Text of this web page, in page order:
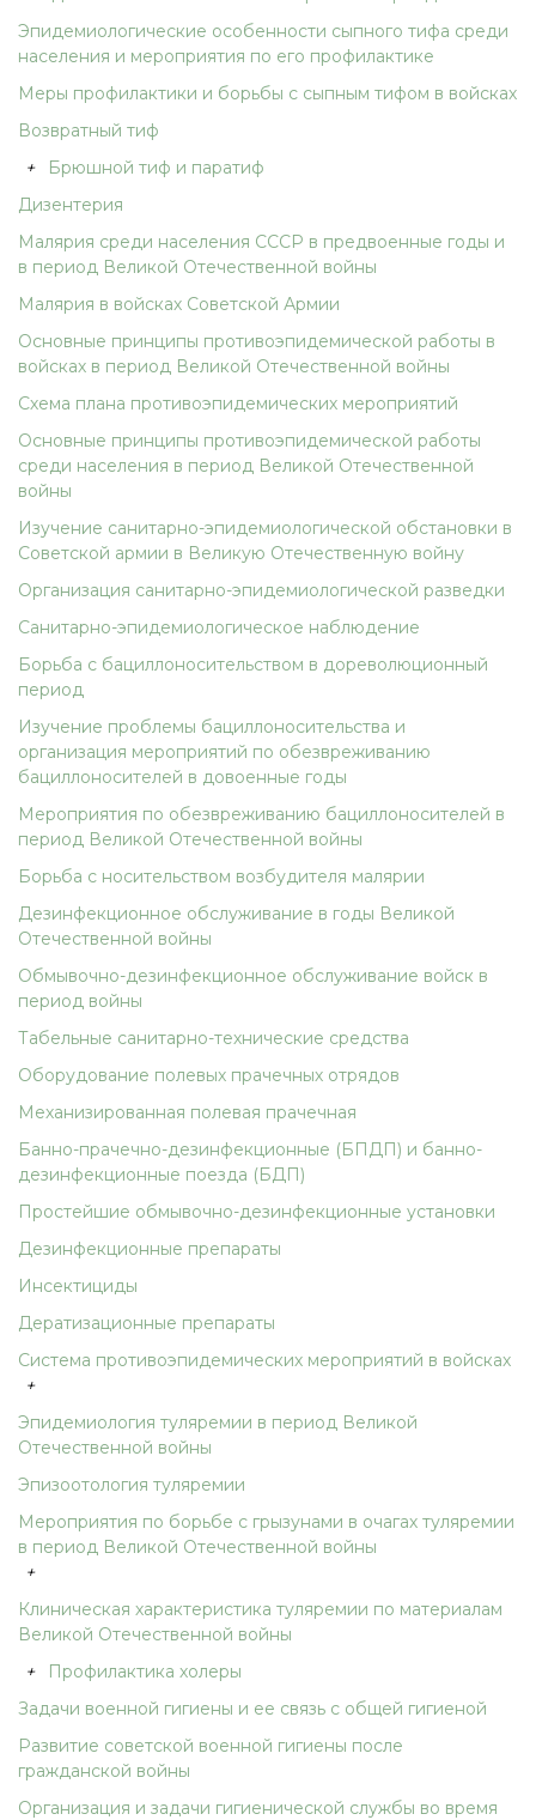
Эпидемиологические особенности сыпного тифа среди
населения и мероприятия по его профилактике
Меры профилактики и борьбы с сыпным тифом в войсках
Возвратный тиф
+
Брюшной тиф и паратиф
Дизентерия
Малярия среди населения СССР в предвоенные годы и
в период Великой Отечественной войны
Малярия в войсках Советской Армии
Основные принципы противоэпидемической работы в
войсках в период Великой Отечественной войны
Схема плана противоэпидемических мероприятий
Основные принципы противоэпидемической работы
среди населения в период Великой Отечественной
войны
Изучение санитарно-эпидемиологической обстановки в
Советской армии в Великую Отечественную войну
Организация санитарно-эпидемиологической разведки
Санитарно-эпидемиологическое наблюдение
Борьба с бациллоносительством в дореволюционный
период
Изучение проблемы бациллоносительства и
организация мероприятий по обезвреживанию
бациллоносителей в довоенные годы
Мероприятия по обезвреживанию бациллоносителей в
период Великой Отечественной войны
Борьба с носительством возбудителя малярии
Дезинфекционное обслуживание в годы Великой
Отечественной войны
Обмывочно-дезинфекционное обслуживание войск в
период войны
Табельные санитарно-технические средства
Оборудование полевых прачечных отрядов
Механизированная полевая прачечная
Банно-прачечно-дезинфекционные (БПДП) и банно-
дезинфекционные поезда (БДП)
Простейшие обмывочно-дезинфекционные установки
Дезинфекционные препараты
Инсектициды
Дератизационные препараты
Система противоэпидемических мероприятий в войсках
+
Эпидемиология туляремии в период Великой
Отечественной войны
Эпизоотология туляремии
Мероприятия по борьбе с грызунами в очагах туляремии
в период Великой Отечественной войны
+
Клиническая характеристика туляремии по материалам
Великой Отечественной войны
+
Профилактика холеры
Задачи военной гигиены и ее связь с общей гигиеной
Развитие советской военной гигиены после
гражданской войны
Организация и задачи гигиенической службы во время